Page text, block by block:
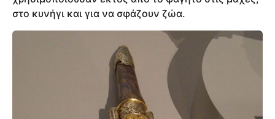
στο κυνήγι και για να σφάζουν ζώα.